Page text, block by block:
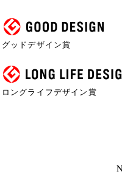
グッドデザイン賞
ロングライフデザイン賞